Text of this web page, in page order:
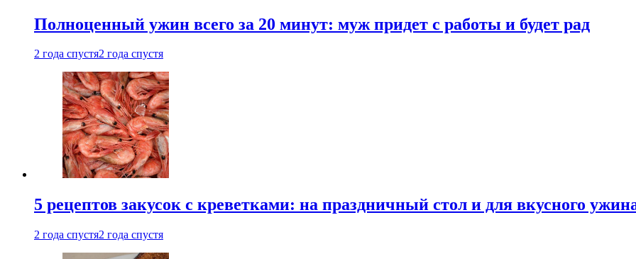
Полноценный ужин всего за 20 минут: муж придет с работы и будет рад
2 года спустя2 года спустя
5 рецептов закусок с креветками: на праздничный стол и для вкусного
2 года спустя2 года спустя